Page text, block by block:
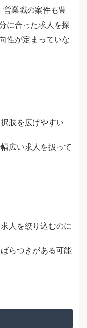
営業職の案件も豊
に合った求人を探
性が定まっていな
肢を広げやすい
広い求人を扱って
人を絞り込むのに
らつきがある可能